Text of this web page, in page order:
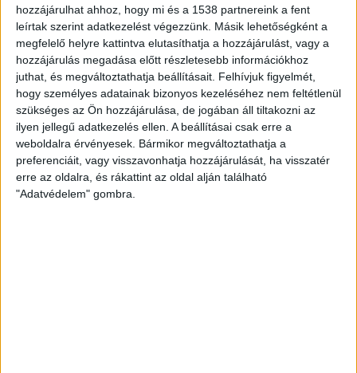
hozzájárulhat ahhoz, hogy mi és a 1538 partnereink a fent
leírtak szerint adatkezelést végezzünk. Másik lehetőségként a
megfelelő helyre kattintva elutasíthatja a hozzájárulást, vagy a
hozzájárulás megadása előtt részletesebb információkhoz
juthat, és megváltoztathatja beállításait. Felhívjuk figyelmét,
hogy személyes adatainak bizonyos kezeléséhez nem feltétlenül
szükséges az Ön hozzájárulása, de jogában áll tiltakozni az
ilyen jellegű adatkezelés ellen. A beállításai csak erre a
weboldalra érvényesek. Bármikor megváltoztathatja a
preferenciáit, vagy visszavonhatja hozzájárulását, ha visszatér
erre az oldalra, és rákattint az oldal alján található
"Adatvédelem" gombra.
Buenos Aires-iekben még élénken él az emléke annak,
hogy három éve karácsonykor meghalt egy másik
jegesmedve, Winner, feltételezések szerint a rossz
környezeti feltételek és petárdák robaja miatt.
KAPCSOLÓDÓ TARTALOM: ÁLLATVÉDELEM
ARGENTINA
ARTURO
CHER
CRISTINA FERNÁNDEZ DE KIRCHNER
JEGESMEDVE
EZ IS ÉRDEKELHET